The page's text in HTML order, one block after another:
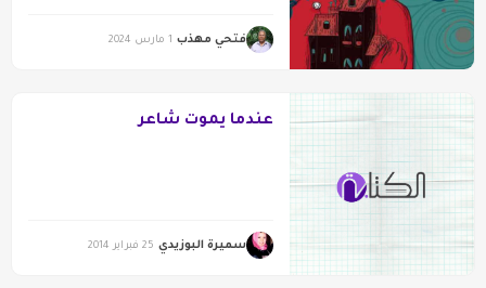
فتحي مهذب 1 مارس 2024
عندما يموت شاعر
سميرة البوزيدي 25 فبراير 2014